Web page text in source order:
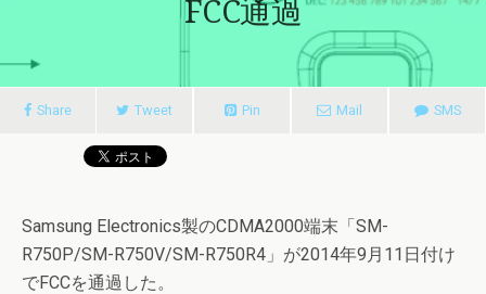
FCC通過
Share Tweet Pin Mail SMS
Samsung Electronics製のCDMA2000端末「SM-
R750P/SM-R750V/SM-R750R4」が2014年9月11日付け
でFCCを通過した。